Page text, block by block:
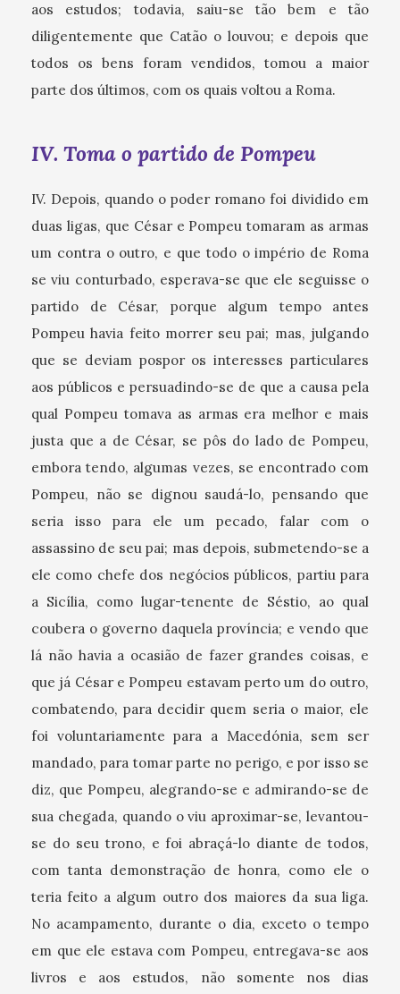
aos estudos; todavia, saiu-se tão bem e tão
diligentemente que Catão o louvou; e depois que
todos os bens foram vendidos, tomou a maior
parte dos últimos, com os quais voltou a Roma.
IV. Toma o partido de Pompeu
IV. Depois, quando o poder romano foi dividido em
duas ligas, que César e Pompeu tomaram as armas
um contra o outro, e que todo o império de Roma
se viu conturbado, esperava-se que ele seguisse o
partido de César, porque algum tempo antes
Pompeu havia feito morrer seu pai; mas, julgando
que se deviam pospor os interesses particulares
aos públicos e persuadindo-se de que a causa pela
qual Pompeu tomava as armas era melhor e mais
justa que a de César, se pôs do lado de Pompeu,
embora tendo, algumas vezes, se encontrado com
Pompeu, não se dignou saudá-lo, pensando que
seria isso para ele um pecado, falar com o
assassino de seu pai; mas depois, submetendo-se a
ele como chefe dos negócios públicos, partiu para
a Sicília, como lugar-tenente de Séstio, ao qual
coubera o governo daquela província; e vendo que
lá não havia a ocasião de fazer grandes coisas, e
que já César e Pompeu estavam perto um do outro,
combatendo, para decidir quem seria o maior, ele
foi voluntariamente para a Macedónia, sem ser
mandado, para tomar parte no perigo, e por isso se
diz, que Pompeu, alegrando-se e admirando-se de
sua chegada, quando o viu aproximar-se, levantou-
se do seu trono, e foi abraçá-lo diante de todos,
com tanta demonstração de honra, como ele o
teria feito a algum outro dos maiores da sua liga.
No acampamento, durante o dia, exceto o tempo
em que ele estava com Pompeu, entregava-se aos
livros e aos estudos, não somente nos dias